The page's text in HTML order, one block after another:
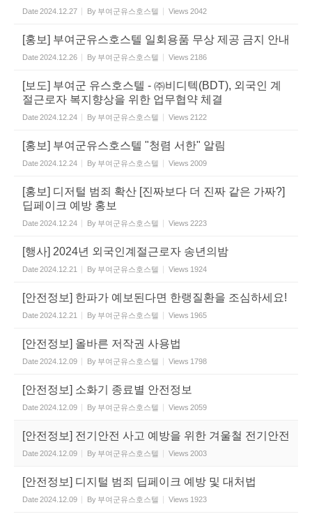
Date2024.12.27 By 부여군유스호스텔 Views 2042
[홍보] 부여군유스호스텔 일회용품 무상 제공 금지 안내
Date2024.12.26 By 부여군유스호스텔 Views 2186
[보도] 부여군 유스호스텔 - ㈜비디텍(BDT), 외국인 계
절근로자 복지향상을 위한 업무협약 체결
Date2024.12.24 By 부여군유스호스텔 Views 2122
[홍보] 부여군유스호스텔 "청렴 서한" 알림
Date2024.12.24 By 부여군유스호스텔 Views 2009
[홍보] 디저털 범죄 확산 [진짜보다 더 진짜 같은 가짜?]
딥페이크 예방 홍보
Date2024.12.24 By 부여군유스호스텔 Views 2223
[행사] 2024년 외국인계절근로자 송년의밤
Date2024.12.21 By 부여군유스호스텔 Views 1924
[안전정보] 한파가 예보된다면 한랭질환을 조심하세요!
Date2024.12.21 By 부여군유스호스텔 Views 1965
[안전정보] 올바른 저작권 사용법
Date2024.12.09 By 부여군유스호스텔 Views 1798
[안전정보] 소화기 종료별 안전정보
Date2024.12.09 By 부여군유스호스텔 Views 2059
[안전정보] 전기안전 사고 예방을 위한 겨울철 전기안전
Date2024.12.09 By 부여군유스호스텔 Views 2003
[안전정보] 디지털 범죄 딥페이크 예방 및 대처법
Date2024.12.09 By 부여군유스호스텔 Views 1923